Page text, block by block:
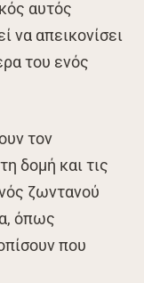
αυτός
να απεικονίσει
του ενός
τον
δομή και τις
ζωντανού
όπως
που